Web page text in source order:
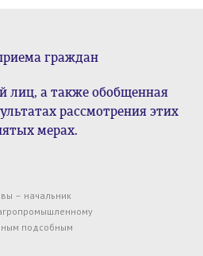
граждан
лиц, а также обобщенная
рассмотрения этих
мерах.
– начальник
подсобным